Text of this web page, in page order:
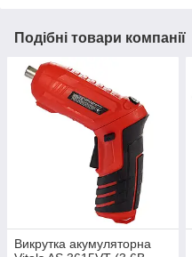
Подібні товари компанії
Викрутка акумуляторна